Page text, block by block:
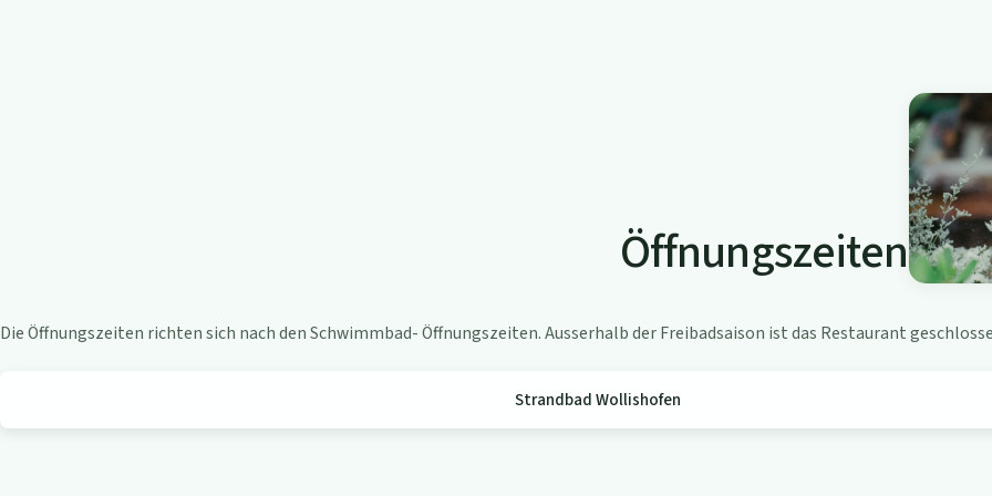
r
a
Öffnungszeiten
Die Öffnungszeiten richten sich nach den Schwimmbad- Öffnungszeiten. Ausserhalb der Freibadsaison ist das Restaurant
Strandbad Wollishofen